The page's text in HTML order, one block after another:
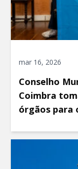
mar 16, 2026
Conselho
Coimbra
órgãos para